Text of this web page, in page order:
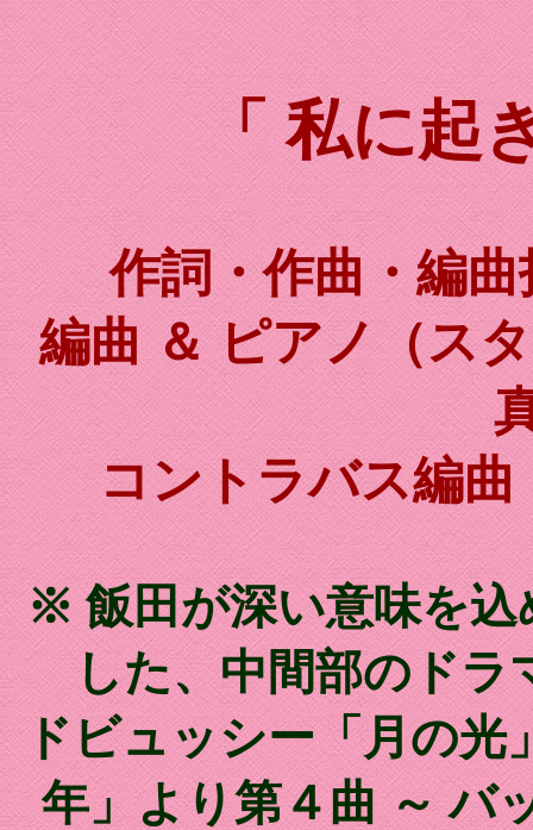
「 私に起
作詞・作曲・編
編曲 ＆ ピアノ（ス
コントラバス編曲
※ 飯田が深い意味を込
した、中間部のドラ
ドビュッシー「月の光
年」より第４曲 ～ バ